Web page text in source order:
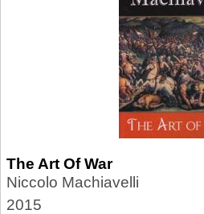
The Art Of War
Niccolo Machiavelli
2015